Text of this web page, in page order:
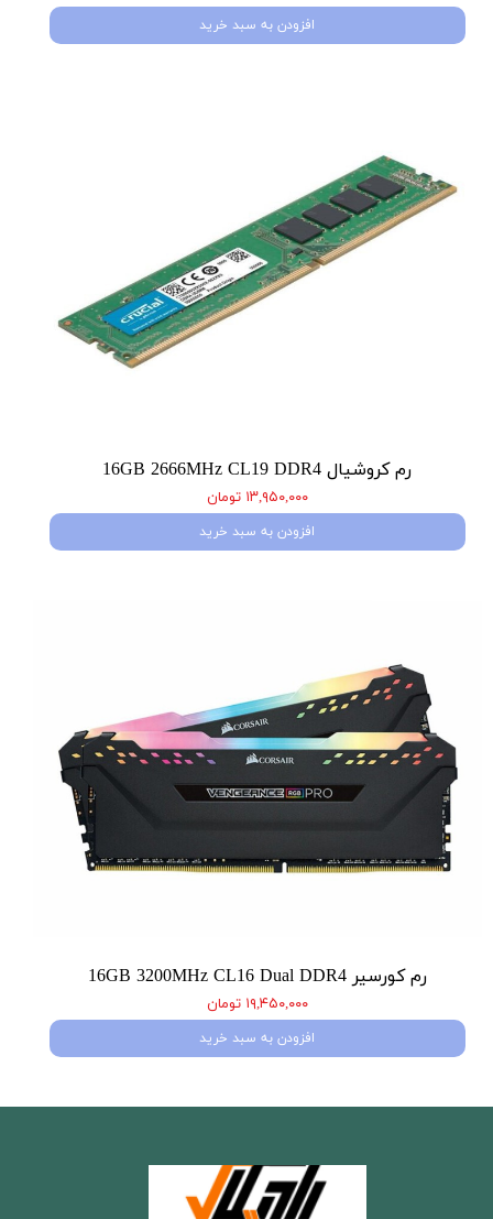
افزودن به سبد خرید
رم کروشیال 16GB 2666MHz CL19 DDR4
۱۳,۹۵۰,۰۰۰ تومان
افزودن به سبد خرید
رم کورسیر 16GB 3200MHz CL16 Dual DDR4
۱۹,۴۵۰,۰۰۰ تومان
افزودن به سبد خرید